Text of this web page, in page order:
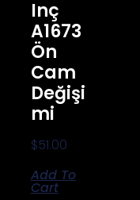
Inç
A1673
Ön
Cam
Değişi
Mi
$51.00
Add To
Cart